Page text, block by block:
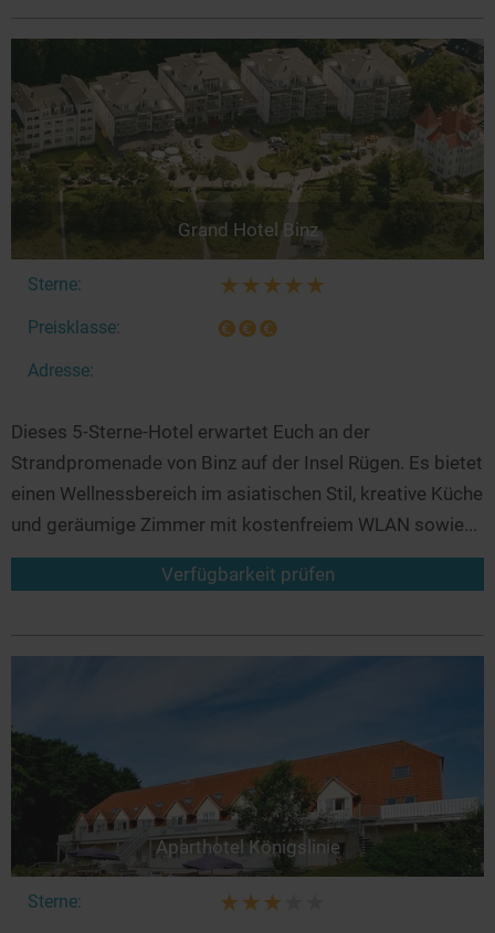
Grand Hotel Binz
Sterne:
Preisklasse:
Adresse:
Dieses 5-Sterne-Hotel erwartet Euch an der
Strandpromenade von Binz auf der Insel Rügen. Es bietet
einen Wellnessbereich im asiatischen Stil, kreative Küche
und geräumige Zimmer mit kostenfreiem WLAN sowie...
Verfügbarkeit prüfen
Aparthotel Königslinie
Sterne: